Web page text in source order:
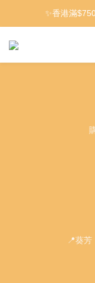
✨香港滿
📍葵